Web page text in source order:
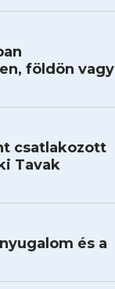
földön vagy
csatlakozott
Tavak
és a